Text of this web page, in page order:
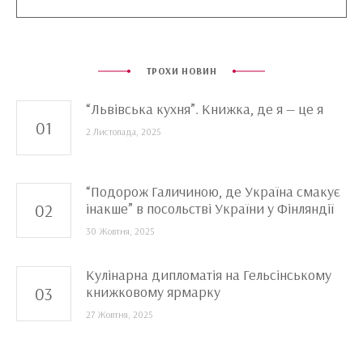
ТРОХИ НОВИН
“Львівська кухня”. Книжка, де я — це я
2 Листопада, 2025
“Подорож Галичиною, де Україна смакує
інакше” в посольстві України у Фінляндії
30 Жовтня, 2025
Кулінарна дипломатія на Гельсінському
книжковому ярмарку
27 Жовтня, 2025